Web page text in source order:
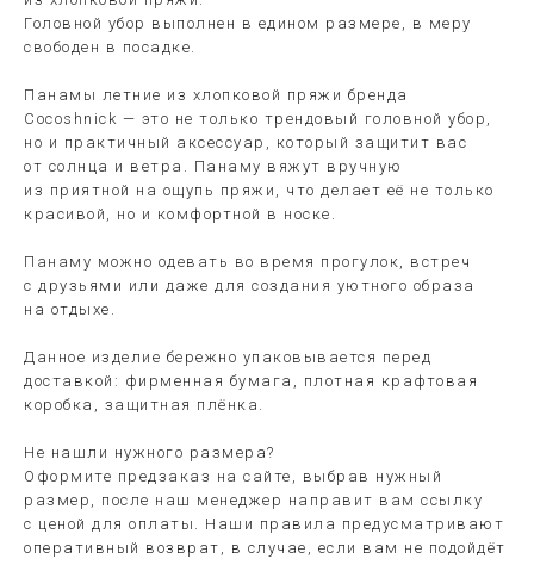
Головной убор выполнен в едином размере, в меру
свободен в посадке.
Панамы летние из хлопковой пряжи бренда
Cocoshnick — это не только трендовый головной убор,
но и практичный аксессуар, который защитит вас
от солнца и ветра. Панаму вяжут вручную
из приятной на ощупь пряжи, что делает её не только
красивой, но и комфортной в носке.
Панаму можно одевать во время прогулок, встреч
с друзьями или даже для создания уютного образа
на отдыхе.
Данное изделие бережно упаковывается перед
доставкой: фирменная бумага, плотная крафтовая
коробка, защитная плёнка.
Не нашли нужного размера?
Оформите предзаказ на сайте, выбрав нужный
размер, после наш менеджер направит вам ссылку
с ценой для оплаты. Наши правила предусматривают
оперативный возврат, в случае, если вам не подойдёт